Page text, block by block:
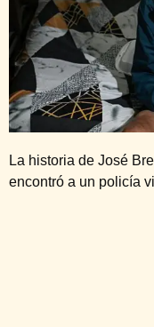
La historia de José
encontró a un policía